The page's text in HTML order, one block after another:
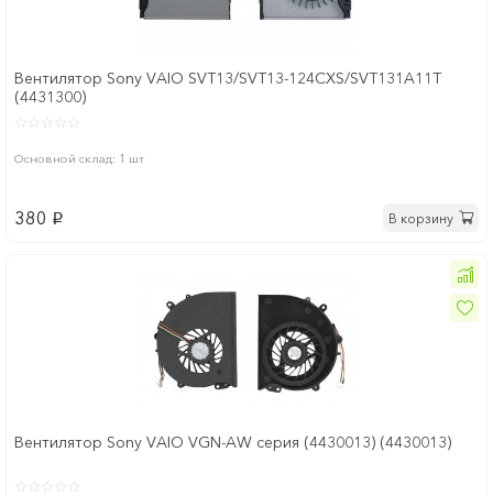
Вентилятор Sony VAIO SVT13/SVT13-124CXS/SVT131A11T
(4431300)
Основной склад: 1 шт
380 p В корзину
Вентилятор Sony VAIO VGN-AW серия (4430013) (4430013)